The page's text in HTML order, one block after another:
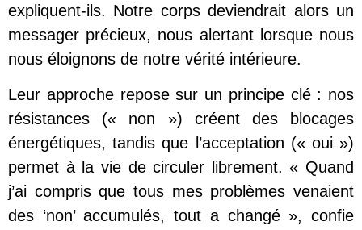
expliquent-ils. Notre corps deviendrait alors un
messager précieux, nous alertant lorsque nous
nous éloignons de notre vérité intérieure.
Leur approche repose sur un principe clé : nos
résistances (« non ») créent des blocages
énergétiques, tandis que l’acceptation (« oui »)
permet à la vie de circuler librement. « Quand
j’ai compris que tous mes problèmes venaient
des ‘non’ accumulés, tout a changé », confie